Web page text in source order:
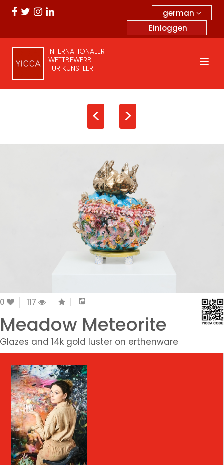
german
Einloggen
INTERNATIONALER
WETTBEWERB
FÜR KÜNSTLER
< >
0 117
Meadow Meteorite
Glazes and 14k gold luster on erthenware